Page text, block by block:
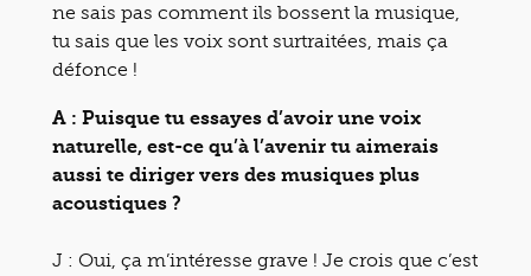
ne sais pas comment ils bossent la musique,
tu sais que les voix sont surtraitées, mais ça
défonce !
A : Puisque tu essayes d’avoir une voix
naturelle, est-ce qu’à l’avenir tu aimerais
aussi te diriger vers des musiques plus
acoustiques ?
J : Oui, ça m’intéresse grave ! Je crois que c’est